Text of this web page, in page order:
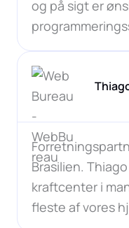
og på sigt er
Brasilien.
kraftcenter i
fleste af vores